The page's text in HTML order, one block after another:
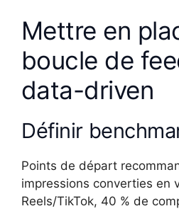
Mettre en
boucle de
data-driven
Définir
Points de départ
impressions converties en
Reels/TikTok, 40 % de